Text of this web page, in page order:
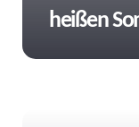
heißen